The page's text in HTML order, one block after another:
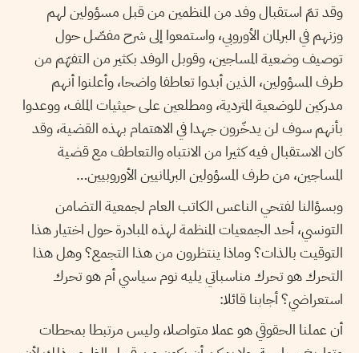
وقد تمّ استقبال وفد من المنظمين من قبل مسؤولين لهم
وزنهم في البرلمان الأوروبي، واستمعوا إلى شرح مفصّل حول
توصيف وضعية المساجين، وقوبل الوفد بكثير من التفهّم من
طرف المسؤولين، الذين أبدوا تعاطفا واضحا، وأعلنوا أنهم
مدركين للوضعية المتردية، ومطلعين على حيثيات الملف، ووعدوا
بأنهم سوف لن يدخّرون جهدا في الاهتمام بهذه القضية، وقد
كان الاستقبال فيه كثيرا من الانتباه والتعاطف مع قضية
المساجين، من طرف المسؤولين البرلمانيين الأوروبيين…
وبسؤالنا لفتحي الناعس الكاتب العام لجمعية التضامن
التونسي، أحد الجمعيات المنظمة لهذه المبادرة حول اختيار هذا
التوقيت بالذات؟ وماذا ينتظرون من هذا التجمع؟ وهل هذا
التحرك هو تحرك مناسباتي يليه نوم سياسي أم هو تحرك
استعراضي؟ أجابنا قائلا:
أن عملنا الحقوقي هو عملا متواصلا، وليس مرتبطا بمحطات